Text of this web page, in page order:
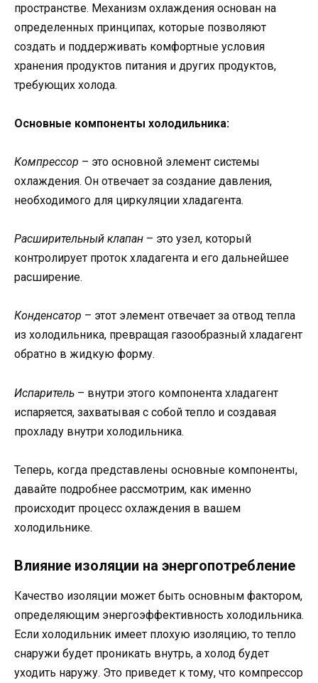
пространстве. Механизм охлаждения основан на
определенных принципах, которые позволяют
создать и поддерживать комфортные условия
хранения продуктов питания и других продуктов,
требующих холода.
Основные компоненты холодильника:
Компрессор – это основной элемент системы
охлаждения. Он отвечает за создание давления,
необходимого для циркуляции хладагента.
Расширительный клапан – это узел, который
контролирует проток хладагента и его дальнейшее
расширение.
Конденсатор – этот элемент отвечает за отвод тепла
из холодильника, превращая газообразный хладагент
обратно в жидкую форму.
Испаритель – внутри этого компонента хладагент
испаряется, захватывая с собой тепло и создавая
прохладу внутри холодильника.
Теперь, когда представлены основные компоненты,
давайте подробнее рассмотрим, как именно
происходит процесс охлаждения в вашем
холодильнике.
Влияние изоляции на энергопотребление
Качество изоляции может быть основным фактором,
определяющим энергоэффективность холодильника.
Если холодильник имеет плохую изоляцию, то тепло
снаружи будет проникать внутрь, а холод будет
уходить наружу. Это приведет к тому, что компрессор